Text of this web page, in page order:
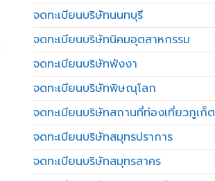
จดทะเบียนบริษัทนนทบุรี
จดทะเบียนบริษัทนิคมอุตสาหกรรม
จดทะเบียนบริษัทพังงา
จดทะเบียนบริษัทพิษณุโลก
จดทะเบียนบริษัทสถานที่ท่องเที่ยวภูเก็ต
จดทะเบียนบริษัทสมุทรปราการ
จดทะเบียนบริษัทสมุทรสาคร